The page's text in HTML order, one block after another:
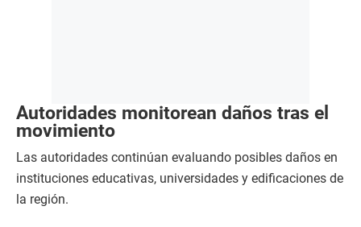
Autoridades monitorean daños tras el
movimiento
Las autoridades continúan evaluando posibles daños en
instituciones educativas, universidades y edificaciones de
la región.